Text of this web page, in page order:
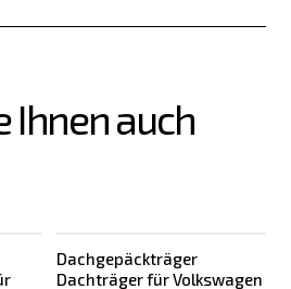
Ihnen auch
Dachgepäckträger
Dachträger für Volkswagen